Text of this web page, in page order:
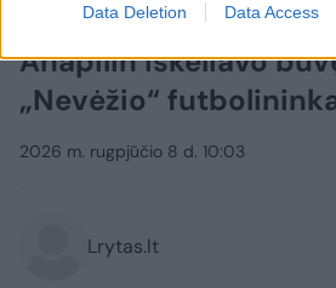
Data Deletion Data Access
Sportas Futbolas
Anapilin iškeliavo
„Nevėžio“
2026 m. rugpjūčio 8 d. 10:03
Lrytas.lt